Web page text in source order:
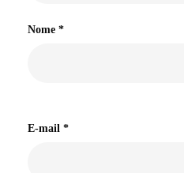
Nome *
E-mail *